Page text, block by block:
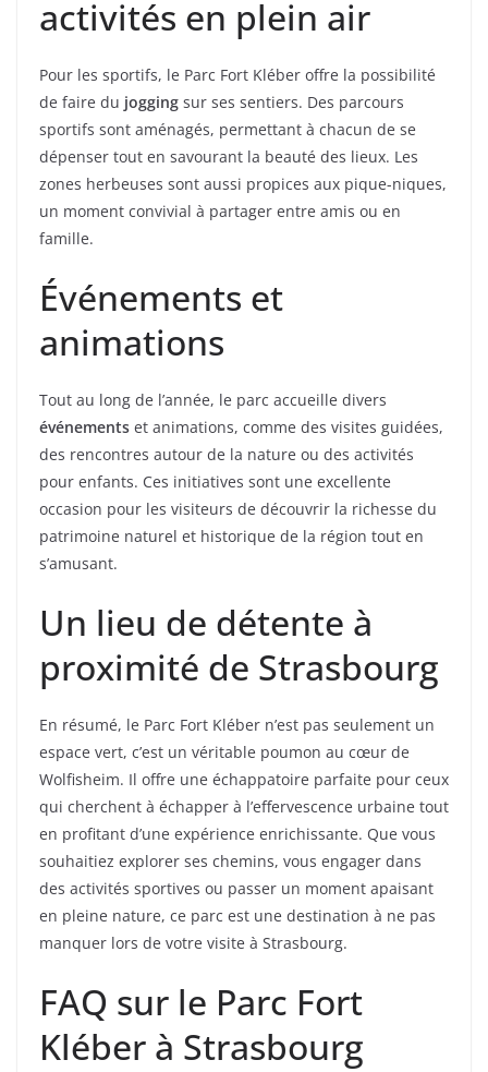
activités en plein air
Pour les sportifs, le Parc Fort Kléber offre la possibilité
de faire du jogging sur ses sentiers. Des parcours
sportifs sont aménagés, permettant à chacun de se
dépenser tout en savourant la beauté des lieux. Les
zones herbeuses sont aussi propices aux pique-niques,
un moment convivial à partager entre amis ou en
famille.
Événements et
animations
Tout au long de l’année, le parc accueille divers
événements et animations, comme des visites guidées,
des rencontres autour de la nature ou des activités
pour enfants. Ces initiatives sont une excellente
occasion pour les visiteurs de découvrir la richesse du
patrimoine naturel et historique de la région tout en
s’amusant.
Un lieu de détente à
proximité de Strasbourg
En résumé, le Parc Fort Kléber n’est pas seulement un
espace vert, c’est un véritable poumon au cœur de
Wolfisheim. Il offre une échappatoire parfaite pour ceux
qui cherchent à échapper à l’effervescence urbaine tout
en profitant d’une expérience enrichissante. Que vous
souhaitiez explorer ses chemins, vous engager dans
des activités sportives ou passer un moment apaisant
en pleine nature, ce parc est une destination à ne pas
manquer lors de votre visite à Strasbourg.
FAQ sur le Parc Fort
Kléber à Strasbourg